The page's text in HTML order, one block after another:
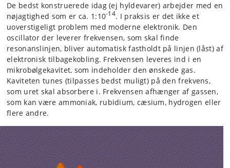
De bedst konstruerede idag (ej hyldevarer) arbejder med en
nøjagtighed som er ca. 1:10-14. I praksis er det ikke et
uoverstigeligt problem med moderne elektronik. Den
oscillator der leverer frekvensen, som skal finde
resonanslinjen, bliver automatisk fastholdt på linjen (låst) af
elektronisk tilbagekobling. Frekvensen leveres ind i en
mikrobølgekavitet, som indeholder den ønskede gas.
Kaviteten tunes (tilpasses bedst muligt) på den frekvens,
som uret skal absorbere i. Frekvensen afhænger af gassen,
som kan være ammoniak, rubidium, cæsium, hydrogen eller
flere andre.